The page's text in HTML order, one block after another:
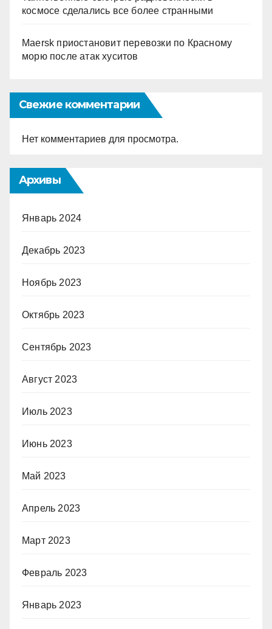
космосе сделались все более странными
Maersk приостановит перевозки по Красному
морю после атак хуситов
Свежие комментарии
Нет комментариев для просмотра.
Архивы
Январь 2024
Декабрь 2023
Ноябрь 2023
Октябрь 2023
Сентябрь 2023
Август 2023
Июль 2023
Июнь 2023
Май 2023
Апрель 2023
Март 2023
Февраль 2023
Январь 2023